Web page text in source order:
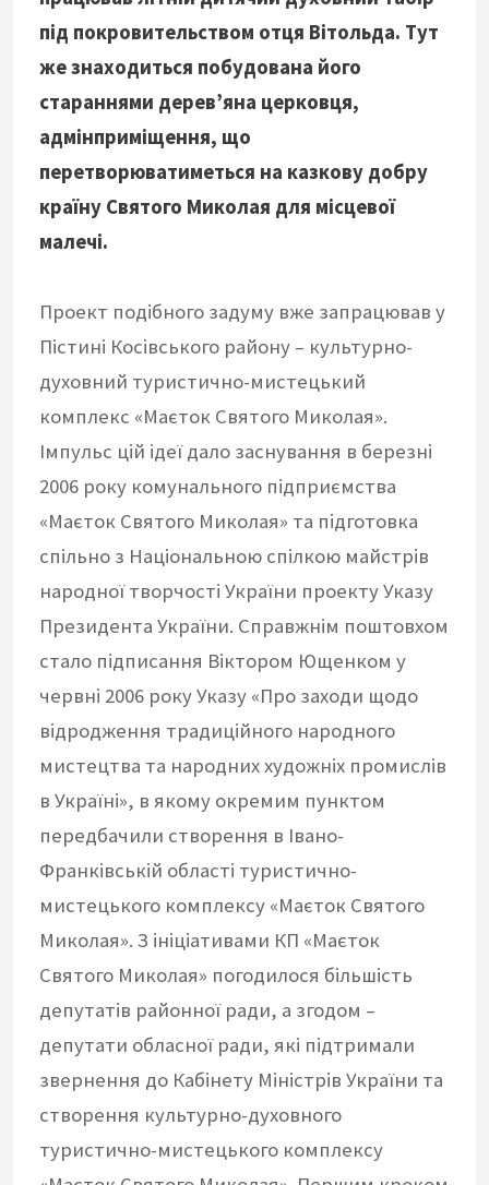
під покровительством отця Вітольда. Тут
же знаходиться побудована його
стараннями дерев’яна церковця,
адмінприміщення, що
перетворюватиметься на казкову добру
країну Святого Миколая для місцевої
малечі.
Проект подібного задуму вже запрацював у
Пістині Косівського району – культурно-
духовний туристично-мистецький
комплекс «Маєток Святого Миколая».
Імпульс цій ідеї дало заснування в березні
2006 року комунального підприємства
«Маєток Святого Миколая» та підготовка
спільно з Національною спілкою майстрів
народної творчості України проекту Указу
Президента України. Справжнім поштовхом
стало підписання Віктором Ющенком у
червні 2006 року Указу «Про заходи щодо
відродження традиційного народного
мистецтва та народних художніх промислів
в Україні», в якому окремим пунктом
передбачили створення в Івано-
Франківській області туристично-
мистецького комплексу «Маєток Святого
Миколая». З ініціативами КП «Маєток
Святого Миколая» погодилося більшість
депутатів районної ради, а згодом –
депутати обласної ради, які підтримали
звернення до Кабінету Міністрів України та
створення культурно-духовного
туристично-мистецького комплексу